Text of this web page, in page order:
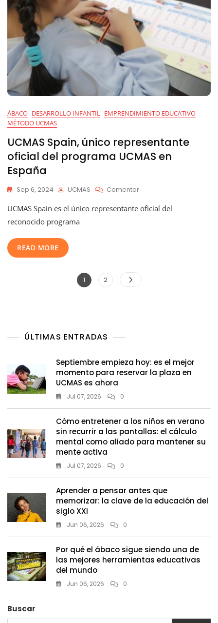
Alumnado
ÁBACO DESARROLLO INFANTIL EMPRENDIMIENTO EDUCATIVO
MÉTODO UCMAS
UCMAS Spain, único representante
oficial del programa UCMAS en
España
Sep 6, 2024 UCMAS ComentarEn
Spain,
En
España
UCMAS Spain es el único representante oficial del
reconocido programa
READ MORE
Paginación
Página
1 Página
2
ÚLTIMAS ENTRADAS
Septiembre empieza hoy: es el mejor
momento para reservar la plaza en
UCMAS es ahora
Jul 07, 2026 0
Cómo entretener a los niños en verano
sin recurrir a las pantallas: el cálculo
mental como aliado para mantener su
mente activa
Jul 07, 2026 0
Aprender a pensar antes que
memorizar: la clave de la educación del
siglo XXI
Jun 06, 2026 0
Por qué el ábaco sigue siendo una de
las mejores herramientas educativas
del mundo
Jun 06, 2026 0
Buscar